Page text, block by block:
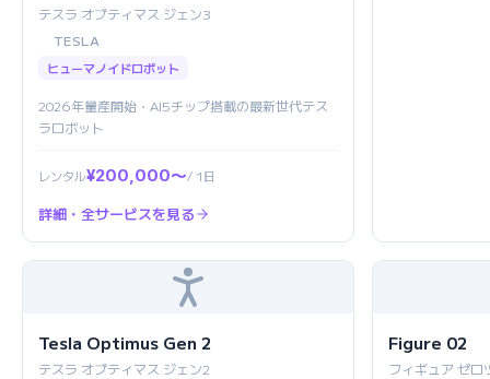
テスラ オプティマス ジェン3
TESLA
ヒューマノイドロボット
2026年量産開始・AI5チップ搭載の最新世代テス
ラロボット
レンタル¥200,000〜/ 1日
詳細・全サービスを見る
Tesla Optimus Gen 2
テスラ オプティマス ジェン2
Figure 02
フィギュア ゼロ